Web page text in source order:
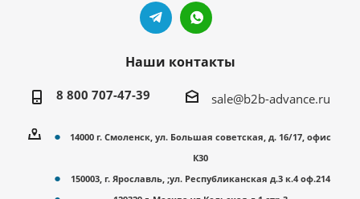
Наши контакты
8 800 707-47-39 sale@b2b-advance.ru
14000 г. Смоленск, ул. Большая советская, д. 16/17, офис
К30
150003, г. Ярославль, ;ул. Республиканская д.3 к.4 оф.214